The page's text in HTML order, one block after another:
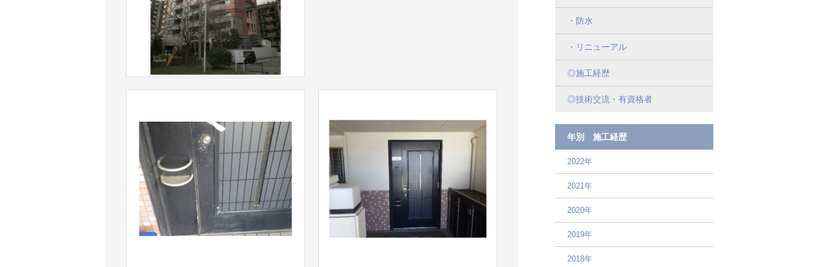
・防水
・リニューアル
◎施工経歴
◎技術交流・有資格者
年別 施工経歴
2022年
2021年
2020年
2019年
2018年